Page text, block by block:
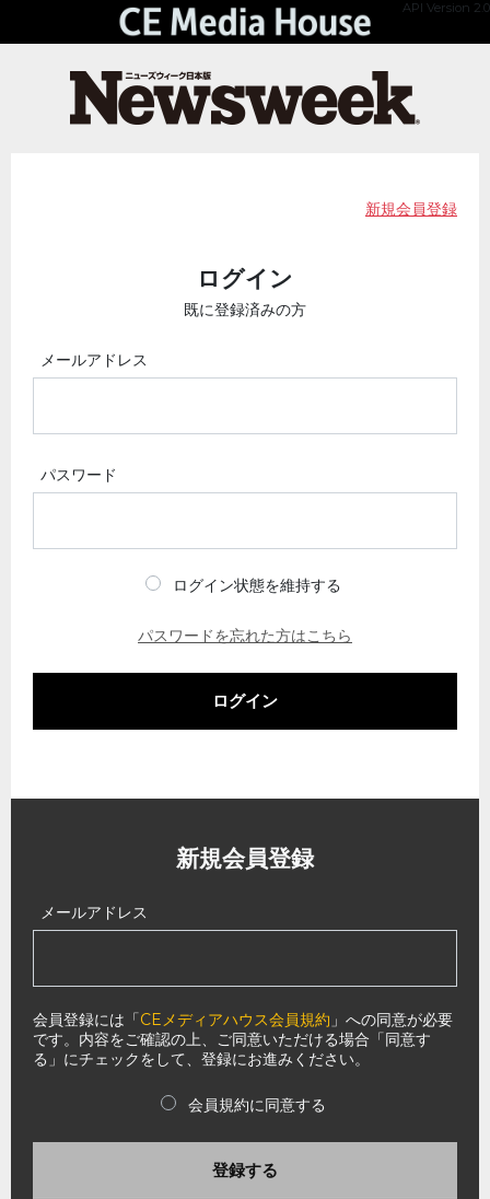
API Version 2.0
新規会員登録
ログイン
既に登録済みの方
メールアドレス
パスワード
ログイン状態を維持する
パスワードを忘れた方はこちら
ログイン
新規会員登録
メールアドレス
会員登録には「CEメディアハウス会員規約 」への同意が必要
です。内容をご確認の上、ご同意いただける場合「同意す
る」にチェックをして、登録にお進みください。
会員規約に同意する
登録する